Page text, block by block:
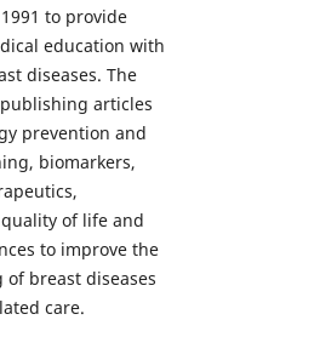
to provide
education with
diseases. The
articles
prevention and
biomarkers,
of life and
to improve the
breast diseases
care.